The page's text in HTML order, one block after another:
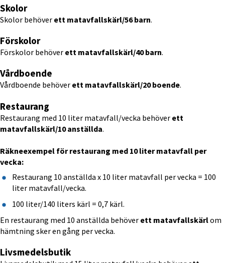
Skolor
Skolor behöver ett matavfallskärl/56 barn.
Förskolor
Förskolor behöver ett matavfallskärl/40 barn.
Vårdboende
Vårdboende behöver ett matavfallskärl/20 boende.
Restaurang
Restaurang med 10 liter matavfall/vecka behöver ett
matavfallskärl/10 anställda.
Räkneexempel för restaurang med 10 liter matavfall per
vecka:
Restaurang 10 anställda x 10 liter matavfall per vecka = 100
liter matavfall/vecka.
100 liter/140 liters kärl = 0,7 kärl.
En restaurang med 10 anställda behöver ett matavfallskärl om
hämtning sker en gång per vecka.
Livsmedelsbutik